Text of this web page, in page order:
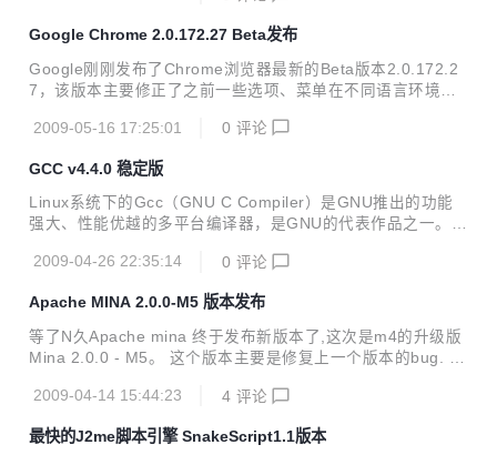
项目的计划却有所增 加。失业程序员数量的增加显然是造成这
种现象的原因之一。
Google Chrome 2.0.172.27 Beta发布
Google刚刚发布了Chrome浏览器最新的Beta版本2.0.172.2
7，该版本主要修正了之前一些选项、菜单在不同语言环境下
稳定性，并且将Gears版本升级至0.5.19.0。
2009-05-16 17:25:01 0 评论
GCC v4.4.0 稳定版
Linux系统下的Gcc（GNU C Compiler）是GNU推出的功能
强大、性能优越的多平台编译器，是GNU的代表作品之一。g
其执行效率与一般的编译器相比平均效率要高20%~30%。 Gc
译、连接成可执行文件，如果没有给出可执行文件的名字，gc
c将生成一个名为 a.out的文件。在Linux系统中，可执行文件
没有统一的后缀，系统从文件的属性来区分可执行文件和不可
2009-04-26 22:35:14 0 评论
Apache MINA 2.0.0-M5 版本发布
等了N久Apache mina 终于发布新版本了,这次是m4的升级版
Mina 2.0.0 - M5。 这个版本主要是修复上一个版本的bug. B
a.transport.serial.DefaultSerialSessionConfig [DIRMINA-6
serial transport [DIRMINA-647] - WriteFuture.isWritten() n
2009-04-14 15:44:23 4 评论
最快的J2me脚本引擎 SnakeScript1.1版本